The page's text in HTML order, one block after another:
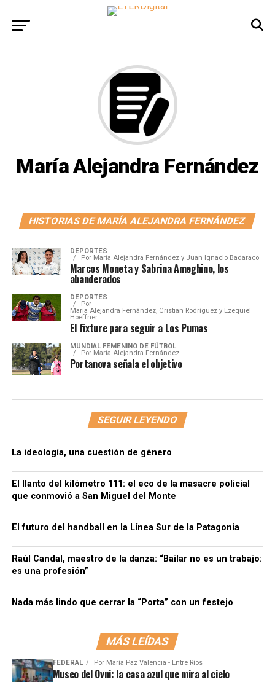
María Alejandra Fernández
HISTORIAS DE MARÍA ALEJANDRA FERNÁNDEZ
DEPORTES
Por María Alejandra Fernández y Juan Ignacio Badaraco
Marcos Moneta y Sabrina Ameghino, los
abanderados
DEPORTES
Por
María Alejandra Fernández, Cristian Rodríguez y Ezequiel
Hoeffner
El fixture para seguir a Los Pumas
MUNDIAL FEMENINO DE FÚTBOL
Por María Alejandra Fernández
Portanova señala el objetivo
SEGUIR LEYENDO
La ideología, una cuestión de género
El llanto del kilómetro 111: el eco de la masacre policial
que conmovió a San Miguel del Monte
El futuro del handball en la Línea Sur de la Patagonia
Raúl Candal, maestro de la danza: “Bailar no es un trabajo:
es una profesión”
Nada más lindo que cerrar la “Porta” con un festejo
MÁS LEÍDAS
FEDERAL Por María Paz Valencia - Entre Ríos
Museo del Ovni: la casa azul que mira al cielo